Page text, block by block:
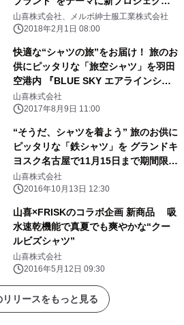
始動
山喜株式会社、メルボ紳士服工業株式会社
2018年2月1日 08:00
快適な“シャツの旅”をお届け！ 旅のお
供にピッタリな「旅空シャツ」を羽田
空港内 『BLUE SKY エアラインショ
ップ1』にて8月10日発売
山喜株式会社
2017年8月9日 11:00
“そうだ、シャツを着よう” 旅のお供に
ピッタリな「鉄シャツ」を グランドキ
ヨスク名古屋で11月15日まで期間限定
販売
山喜株式会社
2016年10月13日 12:30
山喜×FRISKのコラボ企画 新商品 吸
水速乾機能で真夏でも爽やかな“クー
ルビズシャツ”
山喜株式会社
2016年5月12日 09:30
リリースをもっと見る